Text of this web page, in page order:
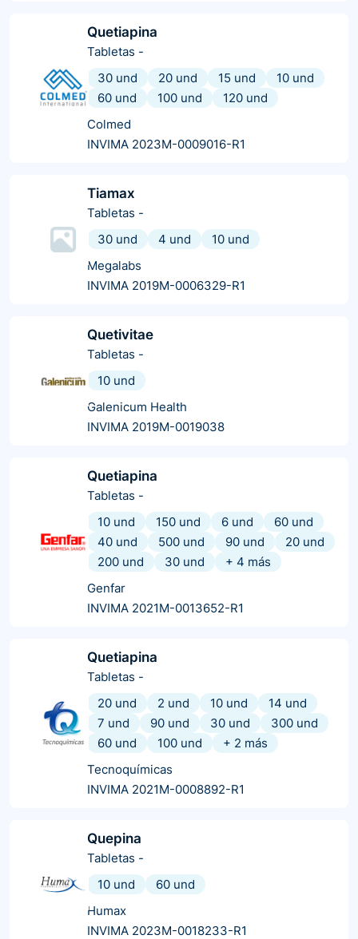
Quetiapina
Tabletas -
30 und
20 und 15 und
10 und
60 und
100 und
120 und
Colmed
INVIMA 2023M-0009016-R1
Tiamax
Tabletas -
30 und
4 und
10 und
Megalabs
INVIMA 2019M-0006329-R1
Quetivitae
Tabletas -
10 und
Galenicum Health
INVIMA 2019M-0019038
Quetiapina
Tabletas -
10 und
150 und 6 und
60 und
40 und
500 und 90 und
20 und
200 und
30 und + 4 más
Genfar
INVIMA 2021M-0013652-R1
Quetiapina
Tabletas -
20 und
2 und 10 und
14 und
7 und
90 und 30 und
300 und
60 und
100 und + 2 más
Tecnoquímicas
INVIMA 2021M-0008892-R1
Quepina
Tabletas -
10 und
60 und
Humax
INVIMA 2023M-0018233-R1